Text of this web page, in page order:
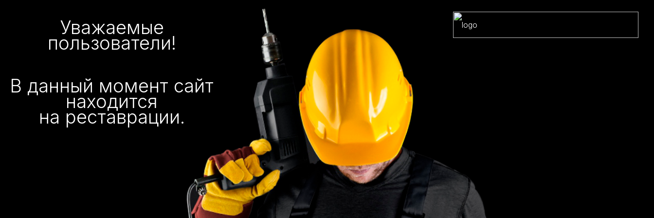
Уважаемые
пользователи!
В данный момент сайт
находится
на реставрации.